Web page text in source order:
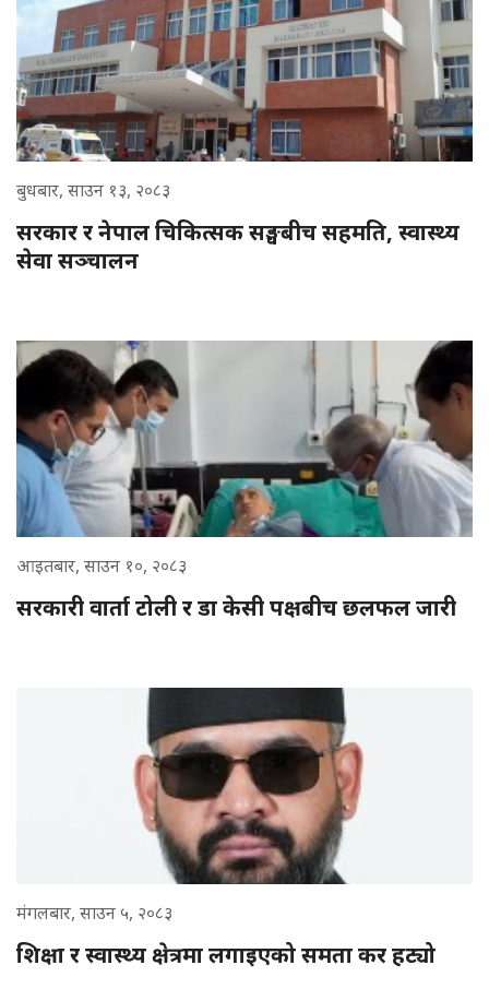
बुधबार, साउन १३, २०८३
सरकार र नेपाल चिकित्सक सङ्घबीच सहमति, स्वास्थ्य
सेवा सञ्चालन
आइतबार, साउन १०, २०८३
सरकारी वार्ता टोली र डा केसी पक्षबीच छलफल जारी
मंगलबार, साउन ५, २०८३
शिक्षा र स्वास्थ्य क्षेत्रमा लगाइएको समता कर हट्यो